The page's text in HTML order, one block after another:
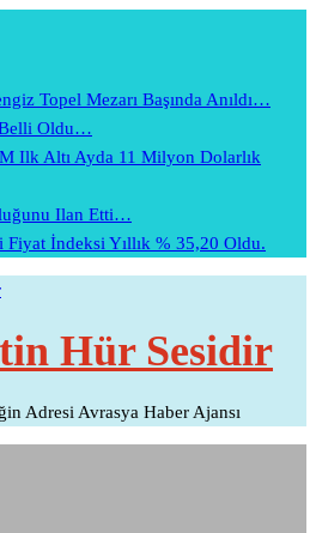
Topel Mezarı Başında Anıldı…
Belli Oldu…
Ilk Altı Ayda 11 Milyon Dolarlık
Ilan Etti…
Fiyat İndeksi Yıllık % 35,20 Oldu.
Hür Sesidir
Adresi Avrasya Haber Ajansı